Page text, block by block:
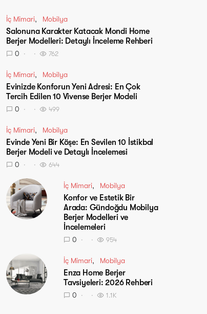
İç Mimari Mobilya
Salonuna Karakter Katacak Mondi Home
Berjer Modelleri: Detaylı İnceleme Rehberi
0 762
İç Mimari Mobilya
Evinizde Konforun Yeni Adresi: En Çok
Tercih Edilen 10 Vivense Berjer Modeli
0 499
İç Mimari Mobilya
Evinde Yeni Bir Köşe: En Sevilen 10 İstikbal
Berjer Modeli ve Detaylı İncelemesi
0 644
İç Mimari Mobilya
Konfor ve Estetik Bir
Arada: Gündoğdu Mobilya
Berjer Modelleri ve
İncelemeleri
0 954
İç Mimari Mobilya
Enza Home Berjer
Tavsiyeleri: 2026 Rehberi
0 1.1K